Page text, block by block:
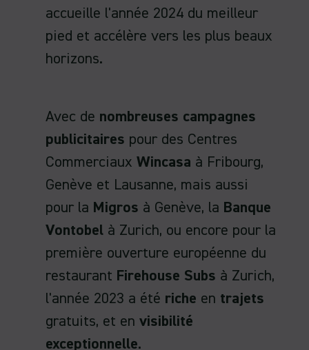
accueille l'année 2024 du meilleur
pied et accélère vers les plus beaux
horizons.
Avec de nombreuses campagnes
publicitaires pour des Centres
Commerciaux Wincasa à Fribourg,
Genève et Lausanne, mais aussi
pour la Migros à Genève, la Banque
Vontobel à Zurich, ou encore pour la
première ouverture européenne du
restaurant Firehouse Subs à Zurich,
l'année 2023 a été riche en trajets
gratuits, et en visibilité
exceptionnelle.